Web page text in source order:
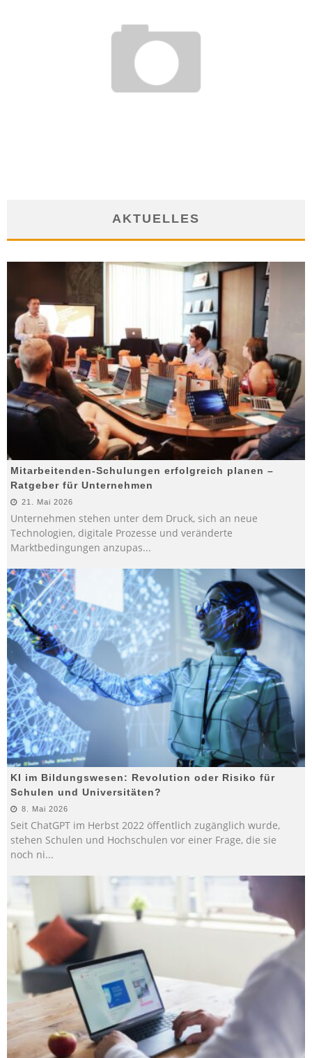
AKTUELLES
Mitarbeitenden-Schulungen erfolgreich planen –
Ratgeber für Unternehmen
21. Mai 2026
Unternehmen stehen unter dem Druck, sich an neue
Technologien, digitale Prozesse und veränderte
Marktbedingungen anzupas...
KI im Bildungswesen: Revolution oder Risiko für
Schulen und Universitäten?
8. Mai 2026
Seit ChatGPT im Herbst 2022 öffentlich zugänglich wurde,
stehen Schulen und Hochschulen vor einer Frage, die sie
noch ni...